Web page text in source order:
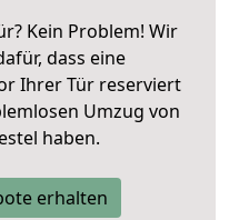
Kein Problem! Wir
dass eine
Ihrer Tür reserviert
Umzug von
haben.
erhalten